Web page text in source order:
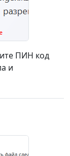
ПИН код
и